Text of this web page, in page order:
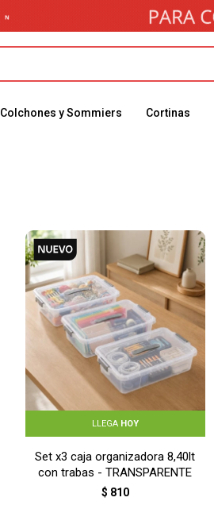
Colchones y Sommiers Cortinas
LLEGA HOY
Set x3 caja organizadora 8,40lt
con trabas - TRANSPARENTE
$ 810